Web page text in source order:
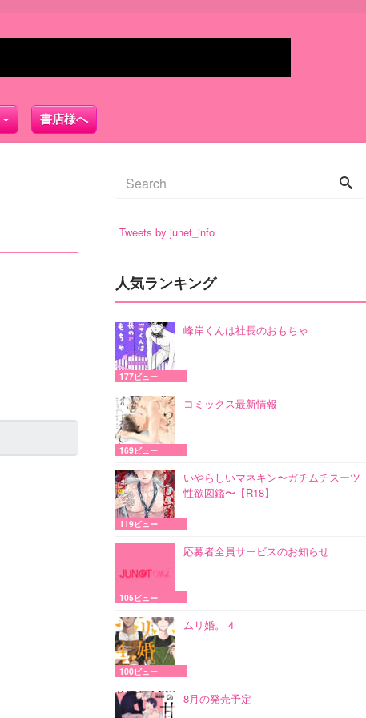
書店様へ
Tweets by junet_info
人気ランキング
峰岸くんは社長のおもちゃ
177ビュー
コミックス最新情報
169ビュー
いやらしいマネキン〜ガチムチスーツ
性欲図鑑〜【R18】
119ビュー
応募者全員サービスのお知らせ
105ビュー
ムリ婚。 4
100ビュー
8月の発売予定